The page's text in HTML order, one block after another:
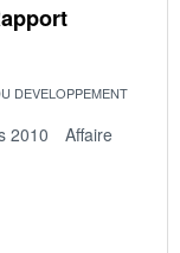
DEVELOPPEMENT
2010
Affaire